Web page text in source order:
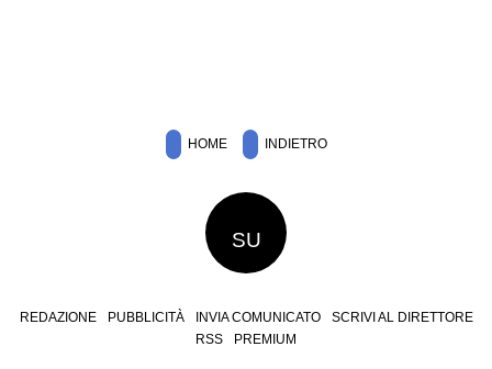
HOME INDIETRO
SU
REDAZIONE PUBBLICITÀ INVIA COMUNICATO
SCRIVI AL DIRETTORE
RSS
PREMIUM